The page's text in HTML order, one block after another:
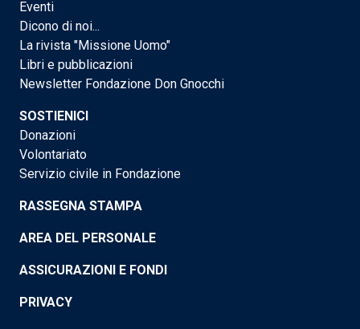
Eventi
Dicono di noi...
La rivista "Missione Uomo"
Libri e pubblicazioni
Newsletter Fondazione Don Gnocchi
SOSTIENICI
Donazioni
Volontariato
Servizio civile in Fondazione
RASSEGNA STAMPA
AREA DEL PERSONALE
ASSICURAZIONI E FONDI
PRIVACY